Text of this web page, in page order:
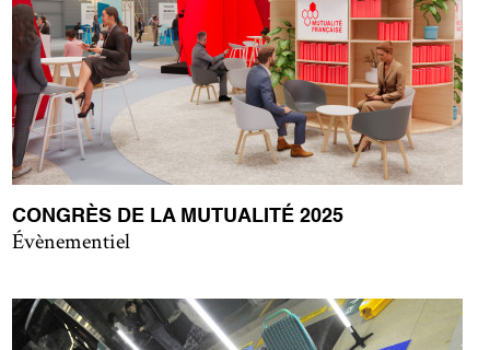
CONGRÈS DE LA MUTUALITÉ 2025
Évènementiel